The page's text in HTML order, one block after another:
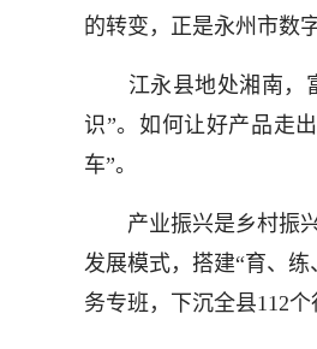
的转变，正是永州市数
江永县地处湘南，富
识”。如何让好产品走
车”。
产业振兴是乡村振兴
发展模式，搭建“育、
务专班，下沉全县112